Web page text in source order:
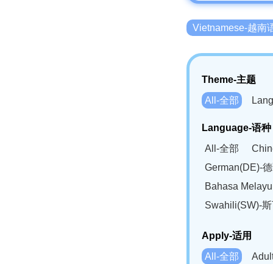
Vietnamese-越南
Theme-主题
All-全部
Language-语种
All-全部
German(DE)-
Bahasa
Swahili(SW)-
Apply-适用
All-全部